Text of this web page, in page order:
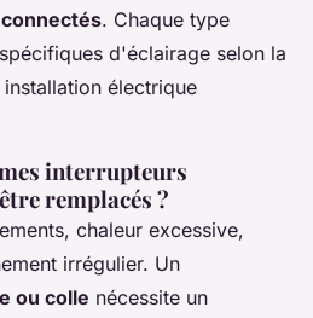
. Chaque type
d'éclairage selon la
électrique
interrupteurs
remplacés ?
chaleur excessive,
irrégulier. Un
ou colle nécessite un